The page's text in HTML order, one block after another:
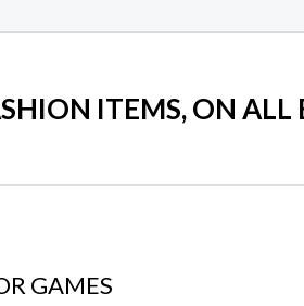
ITEMS, ON ALL
GAMES